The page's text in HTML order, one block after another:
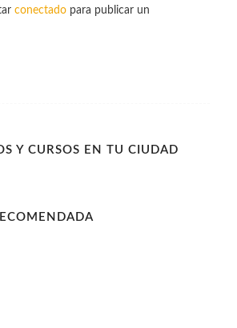
conectadopara publicar un
Y CURSOS EN TU CIUDAD